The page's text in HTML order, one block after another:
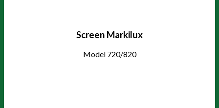
Screen Markilux
Model 720/820